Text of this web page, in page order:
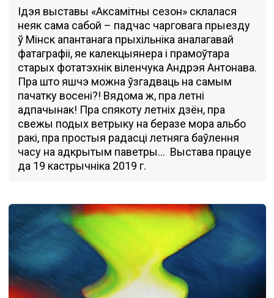
Ідэя выставы «Аксамітны сезон» склалася
неяк сама сабой – падчас чарговага прыезду
ў Мінск апантанага прыхільніка аналагавай
фатаграфіі, яе калекцыянера і прамоўтара
старых фотатэхнік віленчука Андрэя Антонава.
Пра што яшчэ можна ўзгадваць на самым
пачатку восені?! Вядома ж, пра летні
адпачынак! Пра спякоту летніх дзён, пра
свежы подых ветрыку на беразе мора альбо
ракі, пра простыя радасці летняга баўлення
часу на адкрытым паветры… Выстава працуе
да 19 кастрычніка 2019 г.